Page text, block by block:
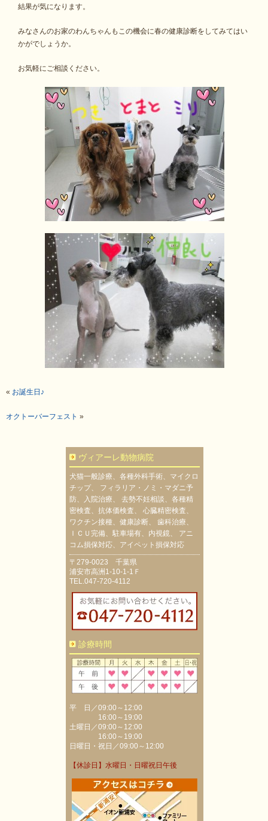
結果が気になります。
みなさんのお家のわんちゃんもこの機会に春の健康診断をしてみてはい
かがでしょうか。
お気軽にご相談ください。
« お誕生日♪
オクトーバーフェスト »
ヴィアーレ動物病院
犬猫一般診療、各種外科手術、マイクロ
チップ、 フィラリア・ノミ・マダニ予
防、入院治療、 去勢不妊相談、各種精
密検査、抗体価検査、 心臓精密検査、
ワクチン接種、健康診断、 歯科治療、
ＩＣＵ完備、駐車場有、内視鏡、 アニ
コム損保対応、アイペット損保対応
〒279-0023 千葉県
浦安市高洲1-10-1-1Ｆ
TEL.047-720-4112
診療時間
平 日／09:00～12:00
16:00～19:00
土曜日／09:00～12:00
16:00～19:00
日曜日・祝日／09:00～12:00
【休診日】水曜日・日曜祝日午後